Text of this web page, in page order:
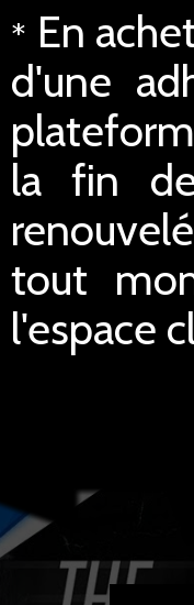
* En
d'une
la fin
tout
l'espace